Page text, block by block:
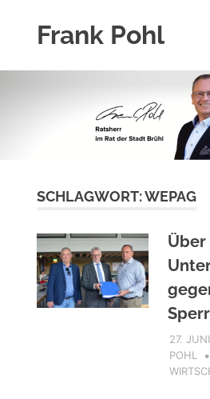
springenFrank Pohl
SCHLAGWORT:WEPAG
Über
27.
POHL